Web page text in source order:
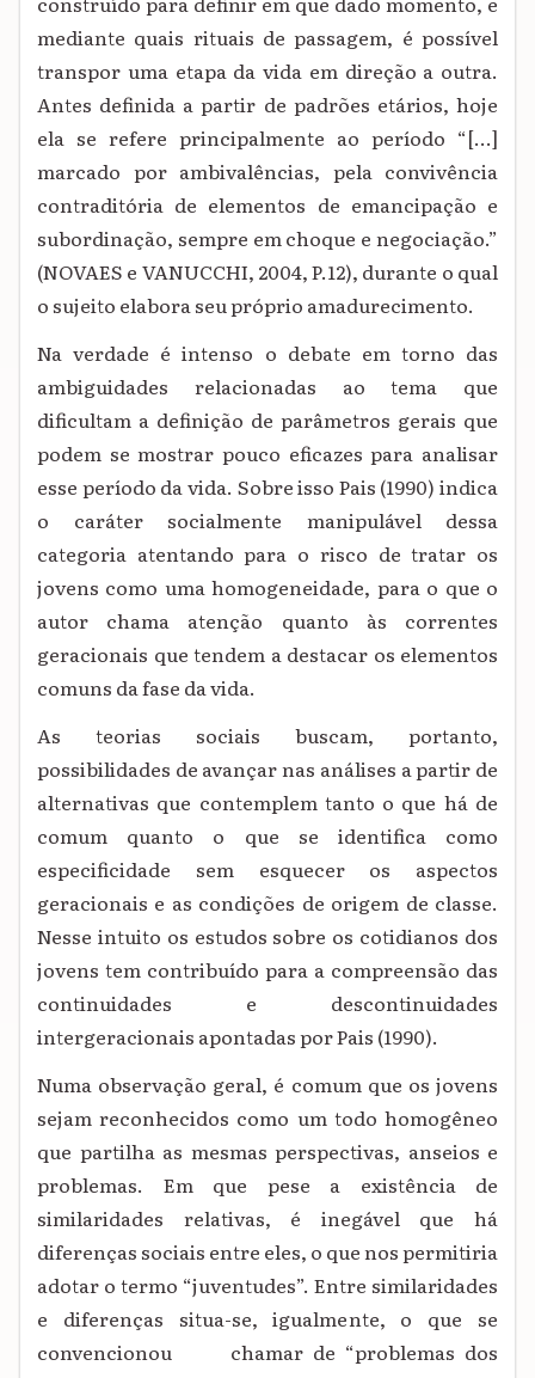
mediante quais rituais de passagem, é possível
transpor uma etapa da vida em direção a outra.
Antes definida a partir de padrões etários, hoje
ela se refere principalmente ao período “[...]
marcado por ambivalências, pela convivência
contraditória de elementos de emancipação e
subordinação, sempre em choque e negociação.”
(NOVAES e VANUCCHI, 2004, P.12), durante o qual
o sujeito elabora seu próprio amadurecimento.
Na verdade é intenso o debate em torno das
ambiguidades relacionadas ao tema que
dificultam a definição de parâmetros gerais que
podem se mostrar pouco eficazes para analisar
esse período da vida. Sobre isso Pais (1990) indica
o caráter socialmente manipulável dessa
categoria atentando para o risco de tratar os
jovens como uma homogeneidade, para o que o
autor chama atenção quanto às correntes
geracionais que tendem a destacar os elementos
comuns da fase da vida.
As teorias sociais buscam, portanto,
possibilidades de avançar nas análises a partir de
alternativas que contemplem tanto o que há de
comum quanto o que se identifica como
especificidade sem esquecer os aspectos
geracionais e as condições de origem de classe.
Nesse intuito os estudos sobre os cotidianos dos
jovens tem contribuído para a compreensão das
continuidades e descontinuidades
intergeracionais apontadas por Pais (1990).
Numa observação geral, é comum que os jovens
sejam reconhecidos como um todo homogêneo
que partilha as mesmas perspectivas, anseios e
problemas. Em que pese a existência de
similaridades relativas, é inegável que há
diferenças sociais entre eles, o que nos permitiria
adotar o termo “juventudes”. Entre similaridades
e diferenças situa-se, igualmente, o que se
convencionou chamar de “problemas dos